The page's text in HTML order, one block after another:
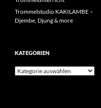
Trommelstudio KAKILAMBE –
Djembe, Djung & more
KATEGORIEN
Kategorien